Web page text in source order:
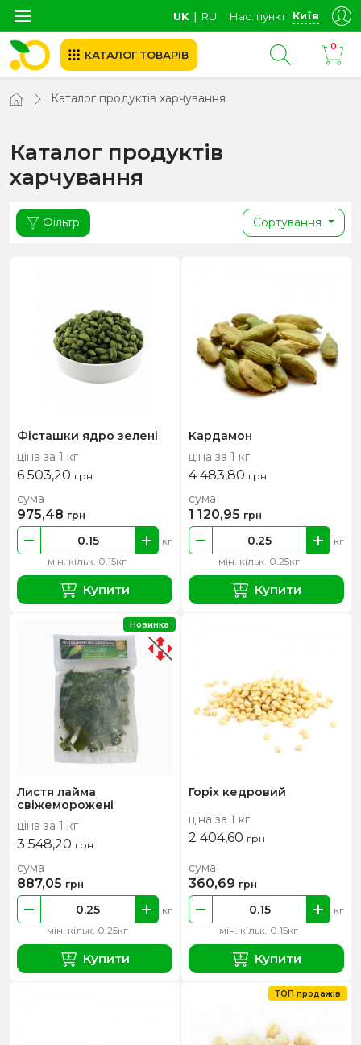
UK ∣ RU Нас. пункт Київ
КАТАЛОГ ТОВАРІВ
0
Каталог продуктів харчування
Каталог продуктів
харчування
Фільтр Сортування
Фісташки ядро зелені
ціна за 1 кг
6 503,20 грн
мін. кільк. 0.15кг
кг
сума
975,48 грн
Купити
Кардамон
ціна за 1 кг
4 483,80 грн
мін. кільк. 0.25кг
кг
сума
1 120,95 грн
Купити
Листя лайма
свіжеморожені
ціна за 1 кг
3 548,20 грн
мін. кільк. 0.25кг
кг
сума
887,05 грн
Купити
Новинка
Горіх кедровий
ціна за 1 кг
2 404,60 грн
мін. кільк. 0.15кг
кг
сума
360,69 грн
Купити
ТОП продажів